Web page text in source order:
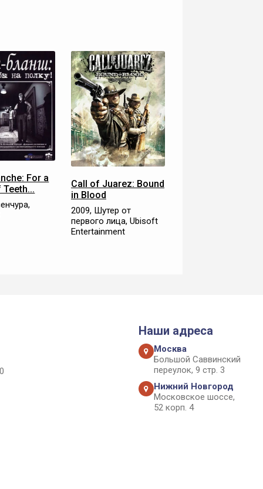
For a
Call of Juarez: Bound
in Blood
2009, Шутер от
первого лица, Ubisoft
Entertainment
Наши адреса
Москва
Большой Саввинский
переулок, 9 стр. 3
Нижний Новгород
Московское шоссе,
52 корп. 4